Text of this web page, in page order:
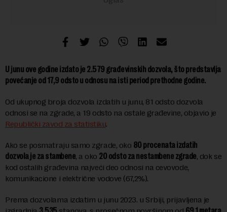
U junu ove godine izdato je 2.579 građevinskih dozvola, što predstavlja
povećanje od 17,9 odsto u odnosu na isti period prethodne godine.
Od ukupnog broja dozvola izdatih u junu, 81 odsto dozvola
odnosi se na zgrade, a 19 odsto na ostale građevine, objavio je
Republički zavod za statistiku.
Ako se posmatraju samo zgrade, oko 80 procenata izdatih
dozvola je za stambene, a oko 20 odsto za nestambene zgrade, dok se
kod ostalih građevina najveći deo odnosi na cevovode,
komunikacione i električne vodove (67,2%).
Prema dozvolama izdatim u junu 2023. u Srbiji, prijavljena je